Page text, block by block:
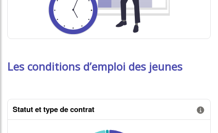
Les conditions d’emploi des jeunes
Statut et type de contrat